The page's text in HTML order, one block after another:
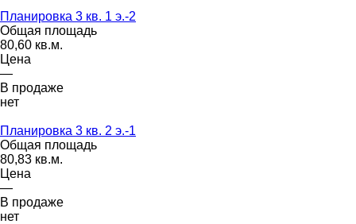
Планировка 3 кв. 1 э.-2
Общая площадь
80,60 кв.м.
Цена
—
В продаже
нет
Планировка 3 кв. 2 э.-1
Общая площадь
80,83 кв.м.
Цена
—
В продаже
нет